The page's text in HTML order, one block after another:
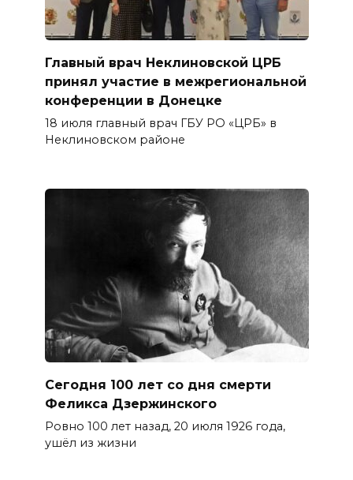
Главный врач Неклиновской ЦРБ
принял участие в межрегиональной
конференции в Донецке
18 июля главный врач ГБУ РО «ЦРБ» в
Неклиновском районе
Сегодня 100 лет со дня смерти
Феликса Дзержинского
Ровно 100 лет назад, 20 июля 1926 года,
ушёл из жизни